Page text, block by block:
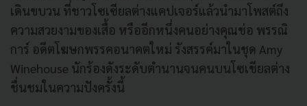
เดินขบวน ที่ชาวโซเซียลต่างแคปเจอร์แล้วนำมาโพสต์ถึง
ความสวยงามของเสื้อ หรืออีกหนึ่งคนอย่างคุณช่อ พรรณิ
การ์ อดีตโฆษกพรรคอนาคตใหม่ รังสรรค์มาในชุด Amy
Winehouse นักร้องดังระดับตำนานจนคนบนโซเชียลต่าง
ชื่นชมในความปังครั้งนี้